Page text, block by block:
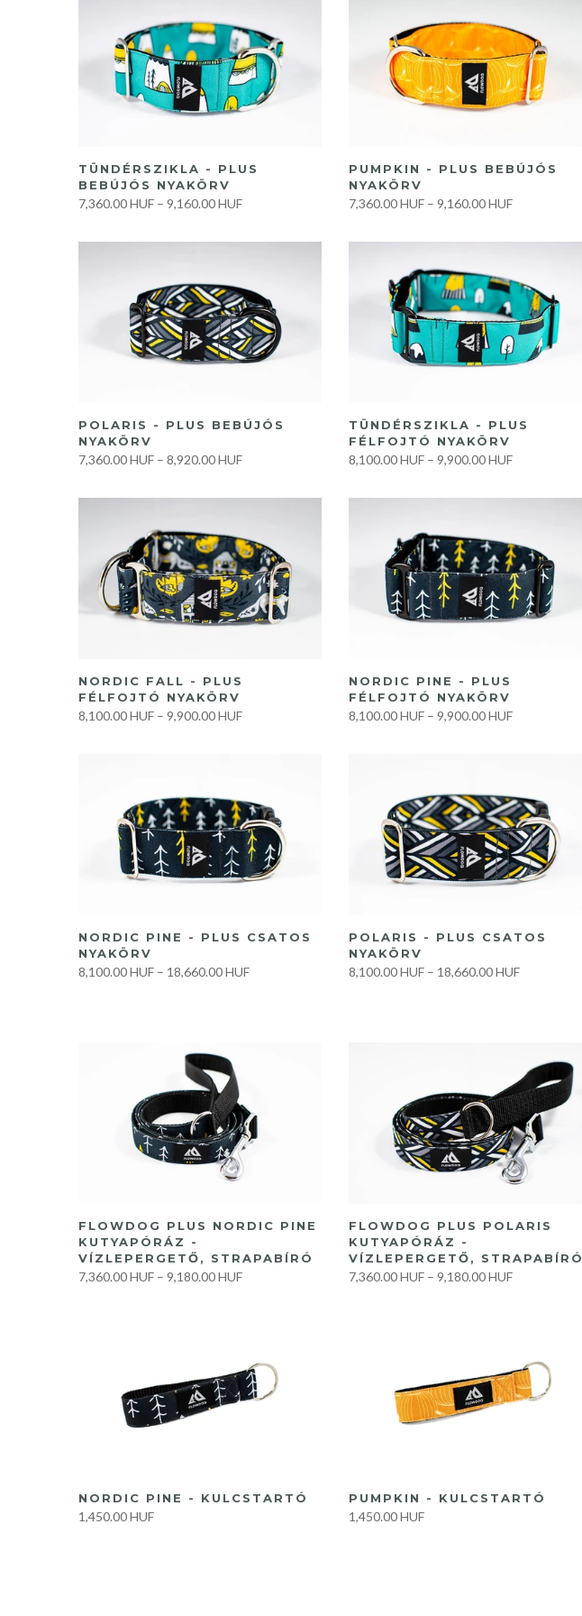
GYORS VÁSÁRLÁS
TÜNDÉRSZIKLA - PLUS
BEBÚJÓS NYAKÖRV
7,360.00 HUF – 9,160.00 HUF
GYORS VÁSÁRLÁS
PUMPKIN - PLUS BEBÚJÓS
NYAKÖRV
7,360.00 HUF – 9,160.00 HUF
GYORS VÁSÁRLÁS
POLARIS - PLUS BEBÚJÓS
NYAKÖRV
7,360.00 HUF – 8,920.00 HUF
GYORS VÁSÁRLÁS
TÜNDÉRSZIKLA - PLUS
FÉLFOJTÓ NYAKÖRV
8,100.00 HUF – 9,900.00 HUF
GYORS VÁSÁRLÁS
NORDIC FALL - PLUS
FÉLFOJTÓ NYAKÖRV
8,100.00 HUF – 9,900.00 HUF
GYORS VÁSÁRLÁS
NORDIC PINE - PLUS
FÉLFOJTÓ NYAKÖRV
8,100.00 HUF – 9,900.00 HUF
GYORS VÁSÁRLÁS
NORDIC PINE - PLUS CSATOS
NYAKÖRV
8,100.00 HUF – 18,660.00 HUF
GYORS VÁSÁRLÁS
POLARIS - PLUS CSATOS
NYAKÖRV
8,100.00 HUF – 18,660.00 HUF
GYORS VÁSÁRLÁS
FLOWDOG PLUS NORDIC PINE
KUTYAPÓRÁZ -
VÍZLEPERGETŐ, STRAPABÍRÓ
7,360.00 HUF – 9,180.00 HUF
GYORS VÁSÁRLÁS
FLOWDOG PLUS POLARIS
KUTYAPÓRÁZ -
VÍZLEPERGETŐ, STRAPABÍRÓ
7,360.00 HUF – 9,180.00 HUF
KOSÁRBA
NORDIC PINE - KULCSTARTÓ
1,450.00 HUF
KOSÁRBA
PUMPKIN - KULCSTARTÓ
1,450.00 HUF